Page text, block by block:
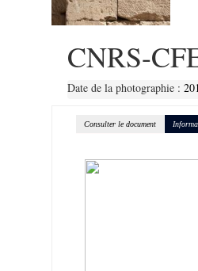
CNRS-
Date de la photographie :
Consulter le document